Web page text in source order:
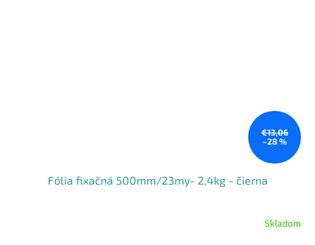
€13,06
–28 %
Fólia fixačná 500mm/23my- 2,4kg - čierna
Skladom